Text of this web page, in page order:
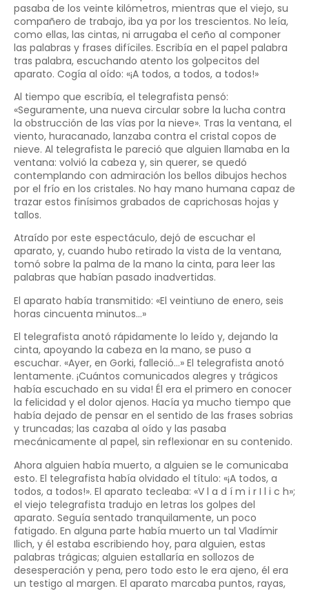
pasaba de los veinte kilómetros, mientras que el viejo, su
compañero de trabajo, iba ya por los trescientos. No leía,
como ellas, las cintas, ni arrugaba el ceño al componer
las palabras y frases difíciles. Escribía en el papel palabra
tras palabra, escuchando atento los golpecitos del
aparato. Cogía al oído: «¡A todos, a todos, a todos!»
Al tiempo que escribía, el telegrafista pensó:
«Seguramente, una nueva circular sobre la lucha contra
la obstrucción de las vías por la nieve». Tras la ventana, el
viento, huracanado, lanzaba contra el cristal copos de
nieve. Al telegrafista le pareció que alguien llamaba en la
ventana: volvió la cabeza y, sin querer, se quedó
contemplando con admiración los bellos dibujos hechos
por el frío en los cristales. No hay mano humana capaz de
trazar estos finísimos grabados de caprichosas hojas y
tallos.
Atraído por este espectáculo, dejó de escuchar el
aparato, y, cuando hubo retirado la vista de la ventana,
tomó sobre la palma de la mano la cinta, para leer las
palabras que habían pasado inadvertidas.
El aparato había transmitido: «El veintiuno de enero, seis
horas cincuenta minutos…»
El telegrafista anotó rápidamente lo leído y, dejando la
cinta, apoyando la cabeza en la mano, se puso a
escuchar. «Ayer, en Gorki, falleció…» El telegrafista anotó
lentamente. ¡Cuántos comunicados alegres y trágicos
había escuchado en su vida! Él era el primero en conocer
la felicidad y el dolor ajenos. Hacía ya mucho tiempo que
había dejado de pensar en el sentido de las frases sobrias
y truncadas; las cazaba al oído y las pasaba
mecánicamente al papel, sin reflexionar en su contenido.
Ahora alguien había muerto, a alguien se le comunicaba
esto. El telegrafista había olvidado el título: «¡A todos, a
todos, a todos!». El aparato tecleaba: «V l a d í m i r I l i c h»;
el viejo telegrafista tradujo en letras los golpes del
aparato. Seguía sentado tranquilamente, un poco
fatigado. En alguna parte había muerto un tal Vladímir
Ilich, y él estaba escribiendo hoy, para alguien, estas
palabras trágicas; alguien estallaría en sollozos de
desesperación y pena, pero todo esto le era ajeno, él era
un testigo al margen. El aparato marcaba puntos, rayas,